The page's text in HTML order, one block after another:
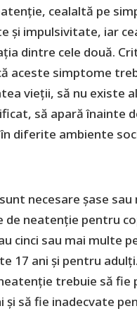
cealaltă pe
și impulsivitate, iar
dintre cele două.
aceste simptome
vieții, să nu existe
să apară înainte
diferite ambiente
necesare șase sau
neatenție pentru
cinci sau mai multe
17 ani și pentru adulți.
trebuie să fie
și să fie inadecvate